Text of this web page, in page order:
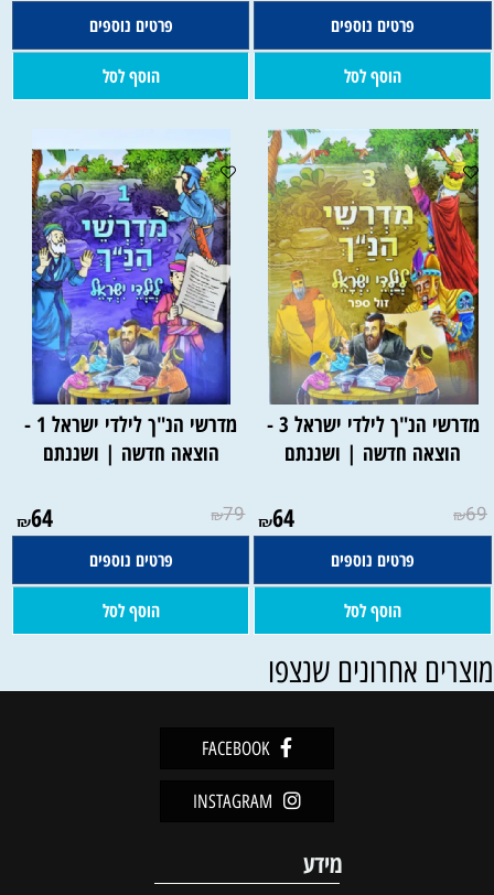
פרטים נוספים
הוסף לסל
פרטים נוספים
הוסף לסל
מדרשי הנ"ך לילדי ישראל 3 -
הוצאה חדשה | ושננתם
₪69
₪64
פרטים נוספים
הוסף לסל
מדרשי הנ"ך לילדי ישראל 1 -
הוצאה חדשה | ושננתם
₪79
₪64
פרטים נוספים
הוסף לסל
אחרונים שנצפו
FACEBOOK
INSTAGRAM
מידע